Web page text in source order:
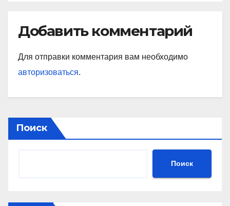
Добавить комментарий
Для отправки комментария вам необходимо
авторизоваться.
Поиск
Поиск